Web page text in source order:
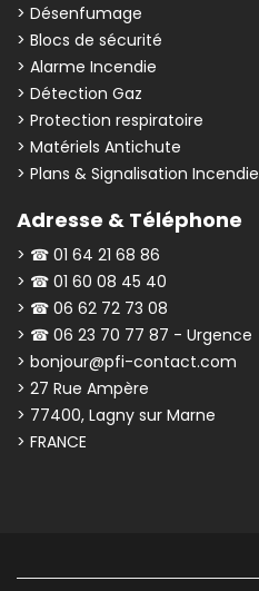
> Désenfumage
> Blocs de sécurité
> Alarme Incendie
> Détection Gaz
> Protection respiratoire
> Matériels Antichute
> Plans & Signalisation Incendie
Adresse & Téléphone
> ☎ 01 64 21 68 86
> ☎ 01 60 08 45 40
> ☎ 06 62 72 73 08
> ☎ 06 23 70 77 87 - Urgence
> bonjour@pfi-contact.com
> 27 Rue Ampère
> 77400, Lagny sur Marne
> FRANCE